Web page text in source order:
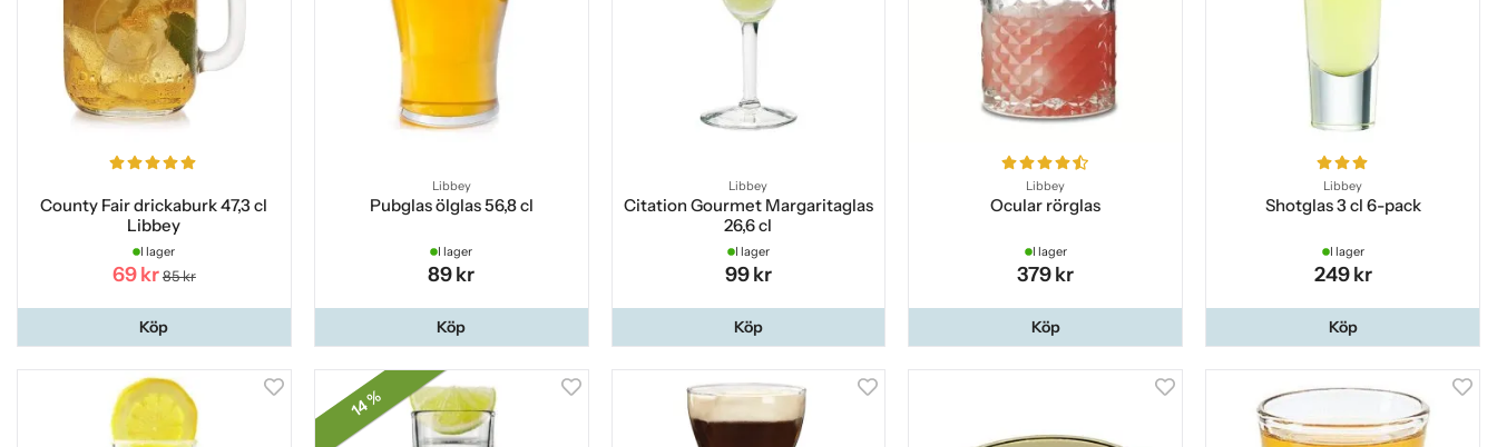
County Fair drickaburk 47,3 cl
Libbey
I lager
69 kr 85 kr
Köp
Libbey
Pubglas ölglas 56,8 cl
I lager
89 kr
Köp
Libbey
Citation Gourmet Margaritaglas
26,6 cl
I lager
99 kr
Köp
Libbey
Ocular rörglas
I lager
379 kr
Köp
Libbey
Shotglas 3 cl 6-pack
I lager
249 kr
Köp
14 %